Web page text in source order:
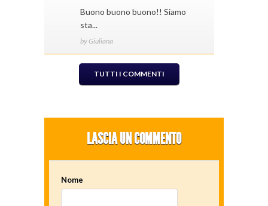
Buono buono buono!! Siamo
sta...
by Giuliana
TUTTI I COMMENTI
LASCIA UN COMMENTO
Nome